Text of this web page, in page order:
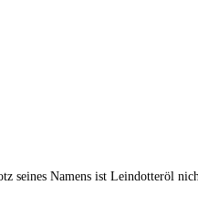
seines Namens ist Leindotteröl